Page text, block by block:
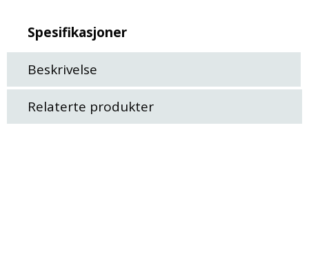
Spesifikasjoner
Beskrivelse
Relaterte produkter